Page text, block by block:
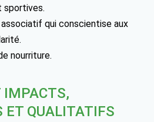
sportives.
associatif qui conscientise aux
nourriture.
IMPACTS,
ET QUALITATIFS